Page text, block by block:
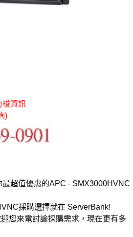
梭資訊
)
超值優惠的APC - SMX3000HVNC
採購選擇就在 ServerBank!
您來電討論採購需求，現在更有多